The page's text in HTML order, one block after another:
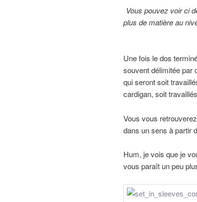
Vous pouvez voir ci
plus de matière au
Une fois le dos
souvent délimitée par
qui seront soit
cardigan, soit
Vous vous
dans un sens à partir
Hum, je vois que je
vous paraît un peu